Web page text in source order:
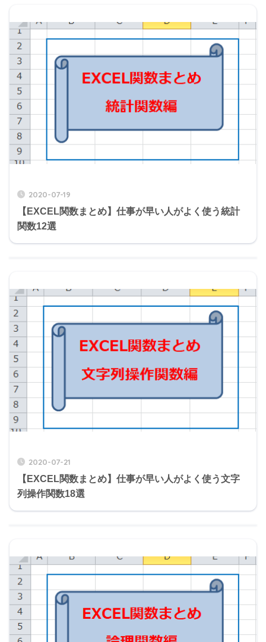
2020-07-19
【EXCEL関数まとめ】仕事が早い人がよく使う統計
関数12選
2020-07-21
【EXCEL関数まとめ】仕事が早い人がよく使う文字
列操作関数18選